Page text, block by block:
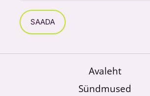
Avaleht
Sündmused